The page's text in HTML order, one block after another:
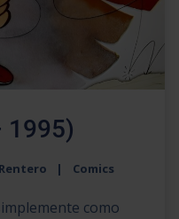
1995)
Comics
como